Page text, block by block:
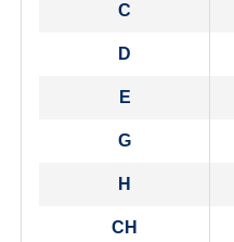
C
D
E
G
H
CH